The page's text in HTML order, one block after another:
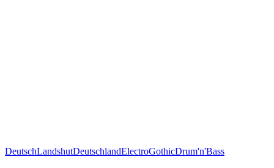
DeutschLandshutDeutschlandElectroGothicDrum'n'Bass